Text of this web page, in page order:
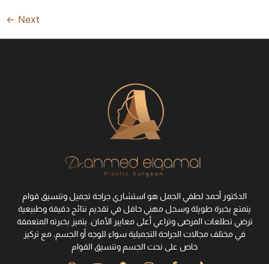
Next
←
الدكتور أحمد لطفي الجمل هو استشاري جراحة تجميل وتنسيق قوام
يتمتع بخبرة طويلة وسجل مهني حافل في تقديم نتائج دقيقة وطبيعية
ترضي تطلعات المرضى وتراعي أعلى معايير الأمان. يتميز بخبرته المتعمقة
في مختلف مجالات الجراحة التجميلية سواء للوجه أو الجسم، مع تركيز
خاص على نحت الجسم وتنسيق القوام